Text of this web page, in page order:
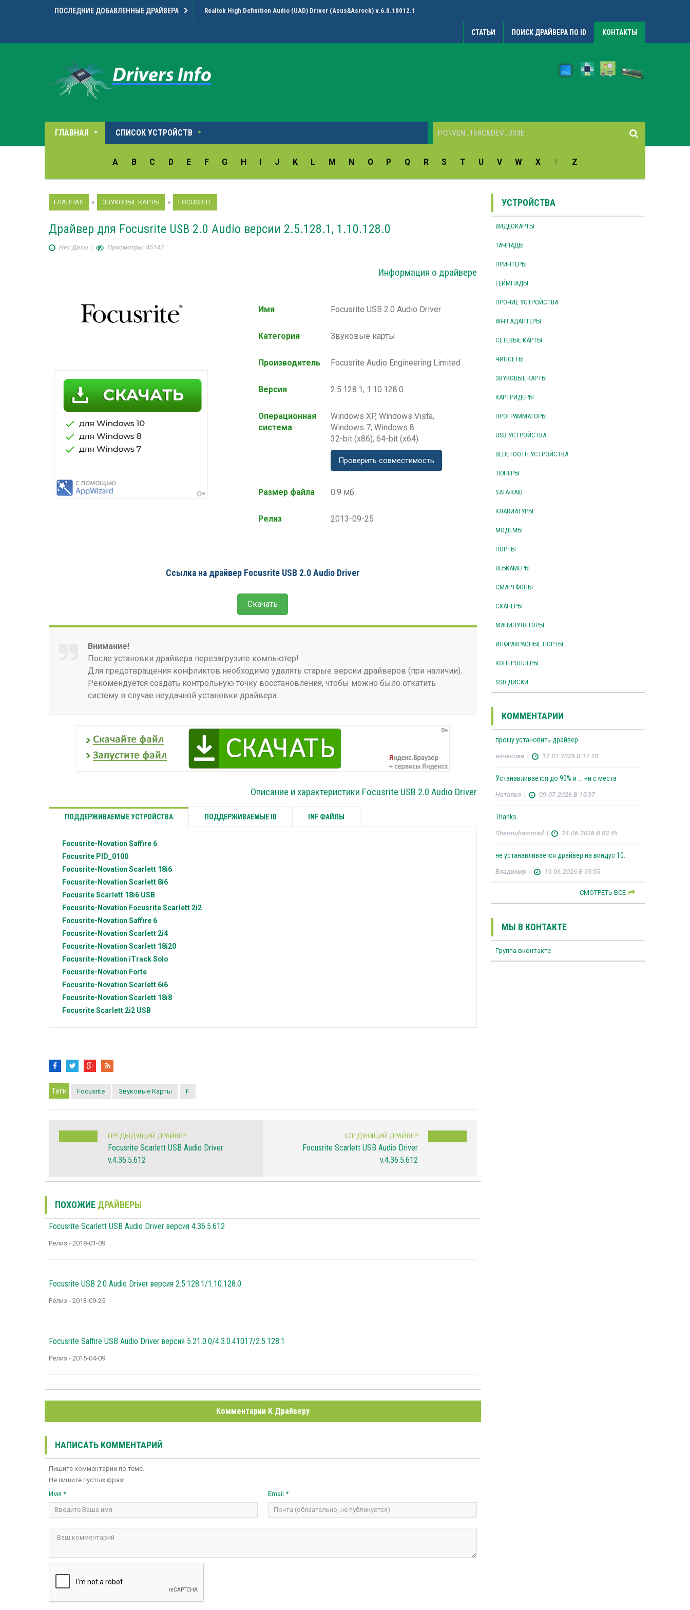
ПОСЛЕДНИЕ ДОБАВЛЕННЫЕ ДРАЙВЕРА Realtek High Definition Audio (UAD) Driver (Asus&Asrock) v.6.0.10012.1
СТАТЬИ ПОИСК ДРАЙВЕРА ПО ID КОНТАКТЫ
ГЛАВНАЯ СПИСОК УСТРОЙСТВ
A B C D E F G H J K L M N O P Q R S T U V W X Y Z
ГЛАВНАЯ » ЗВУКОВЫЕ КАРТЫ » FOCUSRITE
Драйвер для Focusrite USB 2.0 Audio версии 2.5.128.1, 1.10.128.0
Нет Даты | Просмотры: 45147
Информация о драйвере
Имя Focusrite USB 2.0 Audio Driver
Категория Звуковые карты
Производитель Focusrite Audio Engineering Limited
Версия 2.5.128.1, 1.10.128.0
Операционная
система
Windows XP, Windows Vista,
Windows 7, Windows 8
32-bit (x86), 64-bit (x64)
Проверить совместимость
Размер файла 0.9 мб.
Релиз 2013-09-25
Ссылка на драйвер Focusrite USB 2.0 Audio Driver
Скачать
Внимание!
После установки драйвера перезагрузите компьютер!
Для предотвращения конфликтов необходимо удалять старые версии драйверов (при наличии).
Рекомендуется создать контрольную точку восстановления, чтобы можно было откатить
систему в случае неудачной установки драйвера.
Описание и характеристики Focusrite USB 2.0 Audio Driver
ПОДДЕРЖИВАЕМЫЕ УСТРОЙСТВА ПОДДЕРЖИВАЕМЫЕ ID INF ФАЙЛЫ
Focusrite-Novation Saffire 6
Focusrite PID_0100
Focusrite-Novation Scarlett 18i6
Focusrite-Novation Scarlett 8i6
FocusriteScarlett 18i6 USB
Focusrite-Novation Focusrite Scarlett 2i2
Focusrite-Novation Saffire 6
Focusrite-Novation Scarlett 2i4
Focusrite-Novation Scarlett 18i20
Focusrite-Novation iTrack Solo
Focusrite-Novation Forte
Focusrite-Novation Scarlett 6i6
Focusrite-Novation Scarlett 18i8
FocusriteScarlett 2i2 USB
Теги Focusrite Звуковые Карты F
ПРЕДЫДУЩИЙ ДРАЙВЕР
Focusrite Scarlett USB Audio Driver
v.4.36.5.612
СЛЕДУЮЩИЙ ДРАЙВЕР
Focusrite Scarlett USB Audio Driver
v.4.36.5.612
ПОХОЖИЕ ДРАЙВЕРЫ
Focusrite Scarlett USB Audio Driver версия 4.36.5.612
Релиз - 2018-01-09
Focusrite USB 2.0 Audio Driver версия 2.5.128.1/1.10.128.0
Релиз - 2013-09-25
Focusrite Saffire USB Audio Driver версия 5.21.0.0/4.3.0.41017/2.5.128.1
Релиз - 2015-04-09
Комментарии К Драйверу
НАПИСАТЬ КОММЕНТАРИЙ
Пишите комментарии по теме.
Не пишите пустых фраз!
Имя *
Email *
УСТРОЙСТВА
ВИДЕОКАРТЫ
ТАЧПАДЫ
ПРИНТЕРЫ
ГЕЙМПАДЫ
ПРОЧИЕ УСТРОЙСТВА
WI-FI АДАПТЕРЫ
СЕТЕВЫЕ КАРТЫ
ЧИПСЕТЫ
ЗВУКОВЫЕ КАРТЫ
КАРТРИДЕРЫ
ПРОГРАММАТОРЫ
USB УСТРОЙСТВА
BLUETOOTH УСТРОЙСТВА
ТЮНЕРЫ
SATA-RAID
КЛАВИАТУРЫ
МОДЕМЫ
ПОРТЫ
ВЕБКАМЕРЫ
СМАРТФОНЫ
СКАНЕРЫ
МАНИПУЛЯТОРЫ
ИНФРАКРАСНЫЕ ПОРТЫ
КОНТРОЛЛЕРЫ
SSD ДИСКИ
КОММЕНТАРИИ
прошу установить драйвер
вячеслав| 12.07.2026 В 17:10
Устанавливается до 90% и ... ни с места
Наталья| 09.07.2026 В 15:37
Thanks
Shermuhammad| 24.06.2026 В 03:45
не устанавливается драйвер на виндус 10.
Владимир| 15.06.2026 В 05:55
СМОТРЕТЬ ВСЕ
МЫ В КОНТАКТЕ
Группа вконтакте